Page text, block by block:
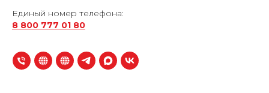
Единый номер телефона:
8 800 777 01 80